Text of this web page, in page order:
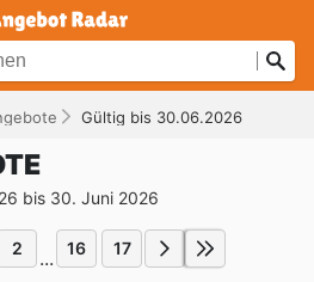
Gültig bis 30.06.2026
bis 30. Juni 2026
2 ... 16 17